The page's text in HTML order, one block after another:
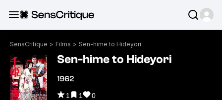
SensCritique > Films > Sen-hime to Hideyori
Sen-hime to Hideyori
1962
1 1 0